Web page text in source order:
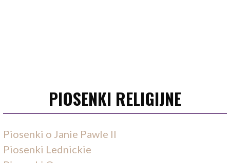
PIOSENKI RELIGIJNE
Piosenki o Janie Pawle II
Piosenki Lednickie